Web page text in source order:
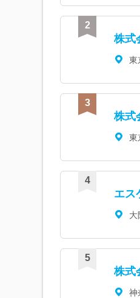
株式
東
株式
東
エス
大
株式
神